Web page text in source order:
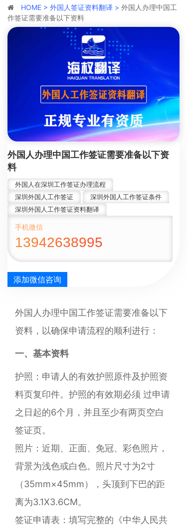
HOME > 外国人签证资料翻译 > 外国人办理中国工
作签证需要准备以下资料
外国人办理中国工作签证需要准备以下资
料
外国人在深圳工作签证办理流程
深圳外国人工作签证
深圳外国人工作签证条件
深圳外国人工作签证资料翻译
手机微信
13942638995
添加微信咨询
外国人办理中国工作签证需要准备以下
资料，以确保申请流程的顺利进行：
一、基本资料
护照：申请人的有效护照原件及护照资
料页复印件。护照的有效期必须 过申请
之日起的6个月，并且至少有两页空白
签证页。
照片：近期、正面、免冠、彩色照片，
背景为浅色或白色。照片尺寸为2寸
（35mm×45mm），头顶到下巴的距
离为3.1X3.6CM。
签证申请表：填写完整的《中华人民共